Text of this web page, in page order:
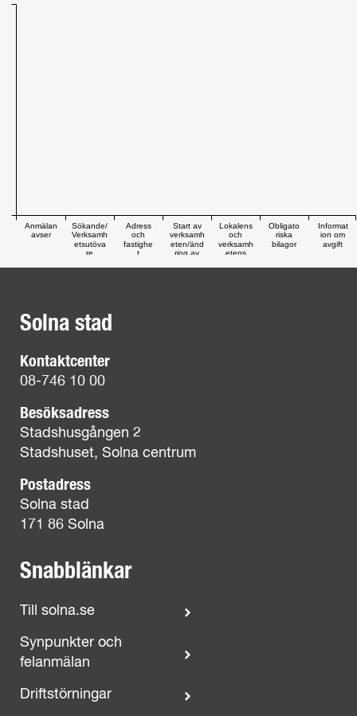
Anmälan
avser
Sökande/
Verksamh
etsutöva
re
Adress
och
fastighe
t
Start av
verksamh
eten/änd
ring av
Lokalens
och
verksamh
etens
Obligato
riska
bilagor
Informat
ion om
avgift
Solna stad
Kontaktcenter
08-746 10 00
Besöksadress
Stadshusgången 2
Stadshuset, Solna centrum
Postadress
Solna stad
171 86 Solna
Snabblänkar
Till solna.se
Synpunkter och
felanmälan
Driftstörningar